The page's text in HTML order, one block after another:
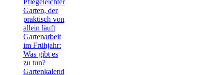
Pflegeleichter
Garten, der
praktisch von
allein läuft
Gartenarbeit
im Frühjahr:
Was gibt es
zu tun?
Gartenkalend